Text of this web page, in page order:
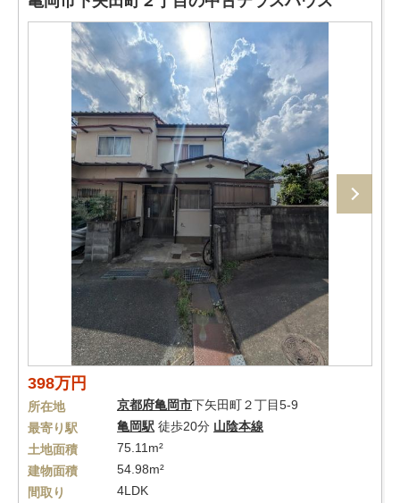
398万円
所在地 京都府亀岡市下矢田町２丁目5-9
最寄り駅
亀岡駅 徒歩20分 山陰本線
土地面積
75.11m²
建物面積
54.98m²
間取り
4LDK